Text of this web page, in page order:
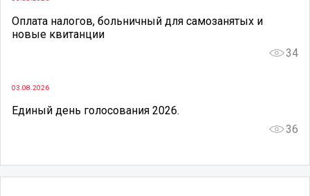
Оплата налогов, больничный для самозанятых и
новые квитанции
34
03.08.2026
Единый день голосования 2026.
36